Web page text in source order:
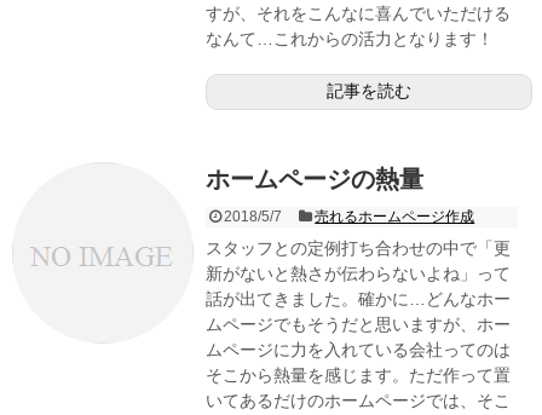
すが、それをこんなに喜んでいただける
なんて…これからの活力となります！
記事を読む
ホームページの熱量
2018/5/7 売れるホームページ作成
スタッフとの定例打ち合わせの中で「更
新がないと熱さが伝わらないよね」って
話が出てきました。確かに…どんなホー
ムページでもそうだと思いますが、ホー
ムページに力を入れている会社ってのは
そこから熱量を感じます。ただ作って置
いてあるだけのホームページでは、そこ